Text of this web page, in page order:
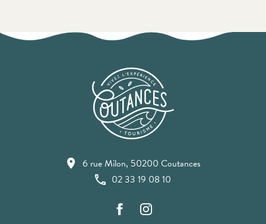
6 rue Milon, 50200 Coutances
02 33 19 08 10